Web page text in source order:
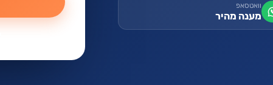
וואטסאפ
מענה מהיר